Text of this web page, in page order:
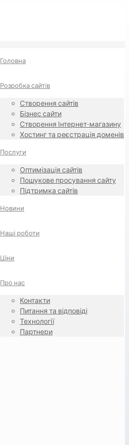
Головна
Розробка сайтів
Створення сайтів
Бізнес сайти
Створення Інтернет-магазину
Хостинг та реєстрація доменів
Послуги
Оптимізація сайтів
Пошукове просування сайту
Підтримка сайтів
Новини
Наші роботи
Ціни
Про нас
Контакти
Питання та відповіді
Технології
Партнери